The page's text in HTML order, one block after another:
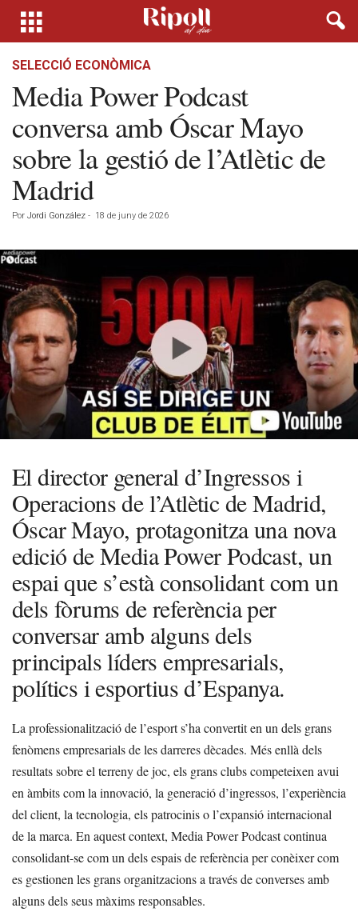
SELECCIÓ ECONÒMICA
Media Power Podcast
conversa amb Óscar Mayo
sobre la gestió de l’Atlètic de
Madrid
Por Jordi González - 18 de juny de 2026
El director general d’Ingressos i
Operacions de l’Atlètic de Madrid,
Óscar Mayo, protagonitza una nova
edició de Media Power Podcast, un
espai que s’està consolidant com un
dels fòrums de referència per
conversar amb alguns dels
principals líders empresarials,
polítics i esportius d’Espanya.
La professionalització de l’esport s’ha convertit en un dels grans
fenòmens empresarials de les darreres dècades. Més enllà dels
resultats sobre el terreny de joc, els grans clubs competeixen avui
en àmbits com la innovació, la generació d’ingressos, l’experiència
del client, la tecnologia, els patrocinis o l’expansió internacional
de la marca. En aquest context, Media Power Podcast continua
consolidant-se com un dels espais de referència per conèixer com
es gestionen les grans organitzacions a través de converses amb
alguns dels seus màxims responsables.